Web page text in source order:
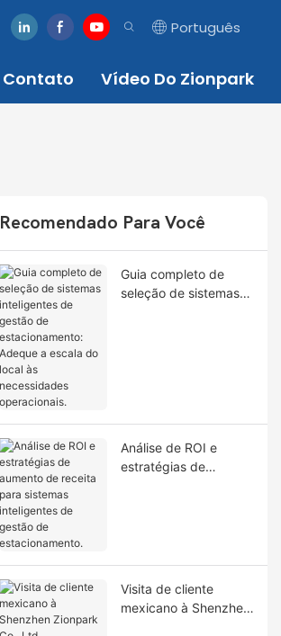
Português
Contato Vídeo Do Zionpark
Recomendado Para Você
Guia completo de
seleção de sistemas
Análise de ROI e
estratégias de
Visita de cliente
mexicano à Shenzhen